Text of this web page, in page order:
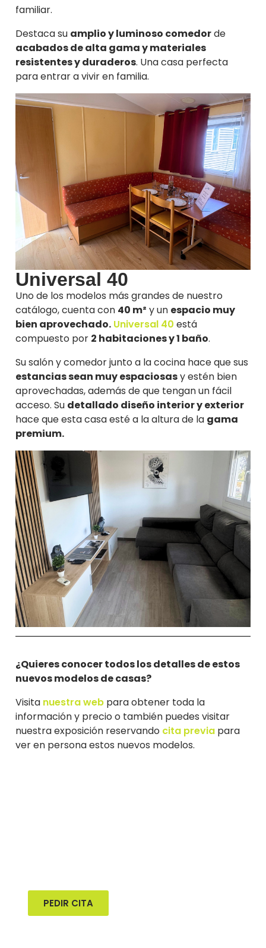
familiar.
Destaca su amplio y luminoso comedorde
acabados de alta gama y materiales
resistentes y duraderos. Una casa perfecta
para entrar a vivir en familia.
Universal 40
Uno de los modelos más grandes de nuestro
catálogo, cuenta con 40 m² y un espacio muy
bien aprovechado. Universal 40 está
compuesto por 2 habitaciones y 1 baño.
Su salón y comedor junto a la cocina hace que sus
estancias sean muy espaciosasy estén bien
aprovechadas, además de que tengan un fácil
acceso. Su detallado diseño interior y exterior
hace que esta casa esté a la altura de la gama
premium.
¿Quieres conocer todos los detalles de estos
nuevos modelos de casas?
Visita nuestra web para obtener toda la
información y precio o también puedes visitar
nuestra exposición reservando cita previa para
ver en persona estos nuevos modelos.
PEDIR CITA